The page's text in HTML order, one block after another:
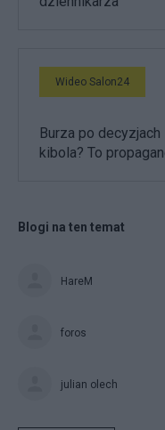
Wideo Salon24
Burza po decyzjach
kibola? To
Blogi na ten temat
HareM
foros
julian olech